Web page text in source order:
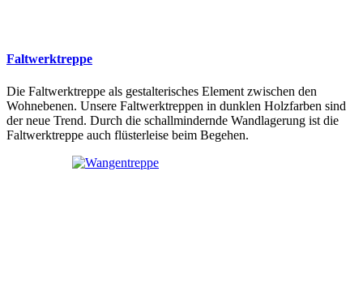
Faltwerktreppe
Die Faltwerktreppe als gestalterisches Element zwischen den
Wohnebenen. Unsere Faltwerktreppen in dunklen Holzfarben sind
der neue Trend. Durch die schallmindernde Wandlagerung ist die
Faltwerktreppe auch flüsterleise beim Begehen.